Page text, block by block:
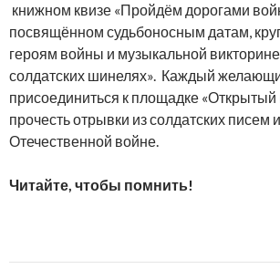
книжном квизе «Пройдём дорогами
посвящённом судьбоносным датам,
героям войны и музыкальной
солдатских шинелях». Каждый
присоединиться к площадке
прочесть отрывки из солдатских писем
Отечественной войне.
Читайте, чтобы помнить!